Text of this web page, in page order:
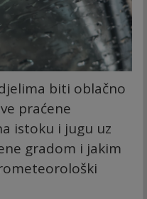
biti oblačno
praćene
istoku i jugu uz
gradom i jakim